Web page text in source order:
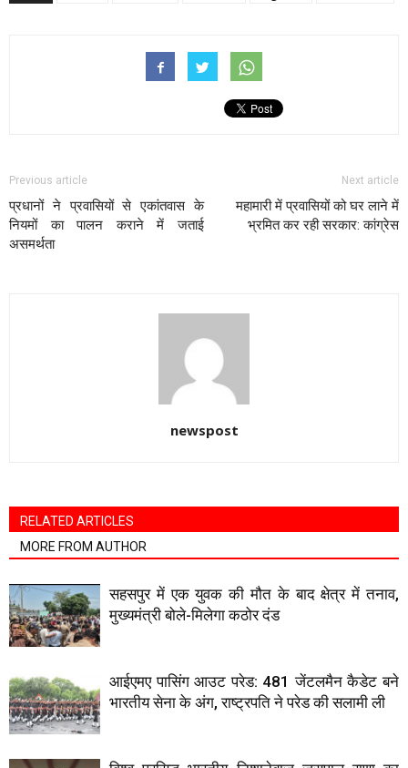
Previous article
प्रधानों ने प्रवासियों से एकांतवास के
नियमों का पालन कराने में जताई
असमर्थता
Next article
महामारी में प्रवासियों को घर लाने में
भ्रमित कर रही सरकार: कांग्रेस
newspost
RELATED ARTICLES
MORE FROM AUTHOR
सहसपुर में एक युवक की मौत के बाद क्षेत्र में तनाव,
मुख्यमंत्री बोले-मिलेगा कठोर दंड
आईएमए पासिंग आउट परेड: 481 जेंटलमैन कैडेट बने
भारतीय सेना के अंग, राष्ट्रपति ने परेड की सलामी ली